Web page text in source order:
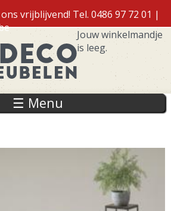
naar
inhoud
gaan
vrijblijvend! Tel. 0486 97 72 01 |
Jouw winkelmandje
is leeg.
☰ Menu